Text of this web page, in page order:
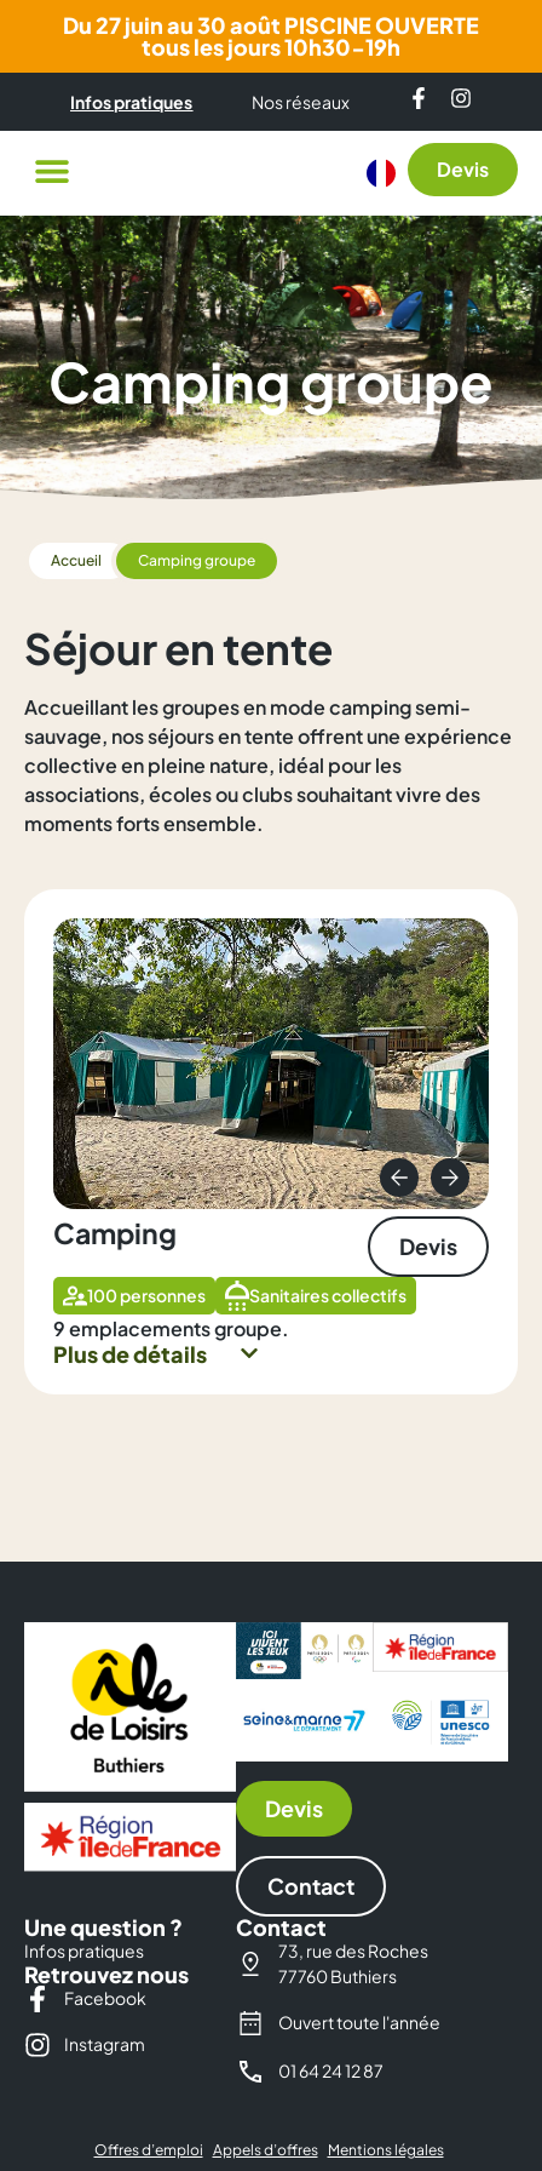
Du 27 juin au 30 août PISCINE OUVERTE
tous les jours 10h30-19h
Infos pratiques Nos réseaux
Devis
Camping groupe
Accueil Camping groupe
Séjour en tente
Accueillant les groupes en mode camping semi-
sauvage, nos séjours en tente offrent une expérience
collective en pleine nature, idéal pour les
associations, écoles ou clubs souhaitant vivre des
moments forts ensemble.
Camping Devis
100 personnes Sanitaires collectifs
9 emplacements groupe.
Plus de détails
Une question ?
Infos pratiques
Retrouvez nous
Facebook
Instagram
Contact
73, rue des Roches
77760 Buthiers
Ouvert toute l'année
01 64 24 12 87
Devis
Contact
Offres d’emploi Appels d’offres Mentions légales